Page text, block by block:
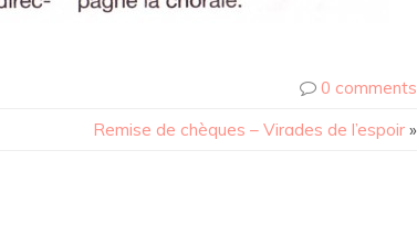
0 comments
Remise de chèques – Virades de l’espoir »